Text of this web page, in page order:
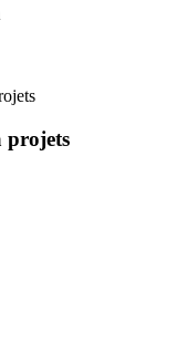
projets